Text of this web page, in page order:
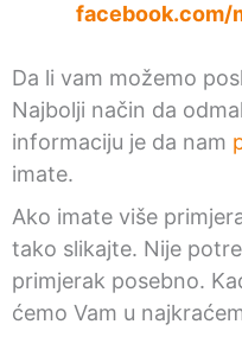
facebook.com/
Da li vam možemo
Najbolji način da
informaciju je da nam
imate.
Ako imate više
tako slikajte. Nije
primjerak posebno.
ćemo Vam u